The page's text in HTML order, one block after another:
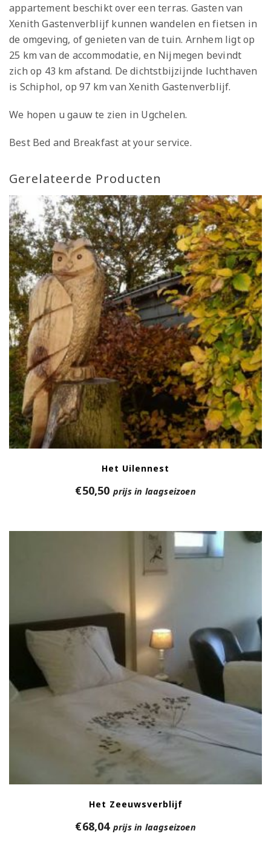
appartement beschikt over een terras. Gasten van
Xenith Gastenverblijf kunnen wandelen en fietsen in
de omgeving, of genieten van de tuin. Arnhem ligt op
25 km van de accommodatie, en Nijmegen bevindt
zich op 43 km afstand. De dichtstbijzijnde luchthaven
is Schiphol, op 97 km van Xenith Gastenverblijf.
We hopen u gauw te zien in Ugchelen.
Best Bed and Breakfast at your service.
Gerelateerde Producten
Het Uilennest
€50,50 prijs in laagseizoen
Het Zeeuwsverblijf
€68,04 prijs in laagseizoen